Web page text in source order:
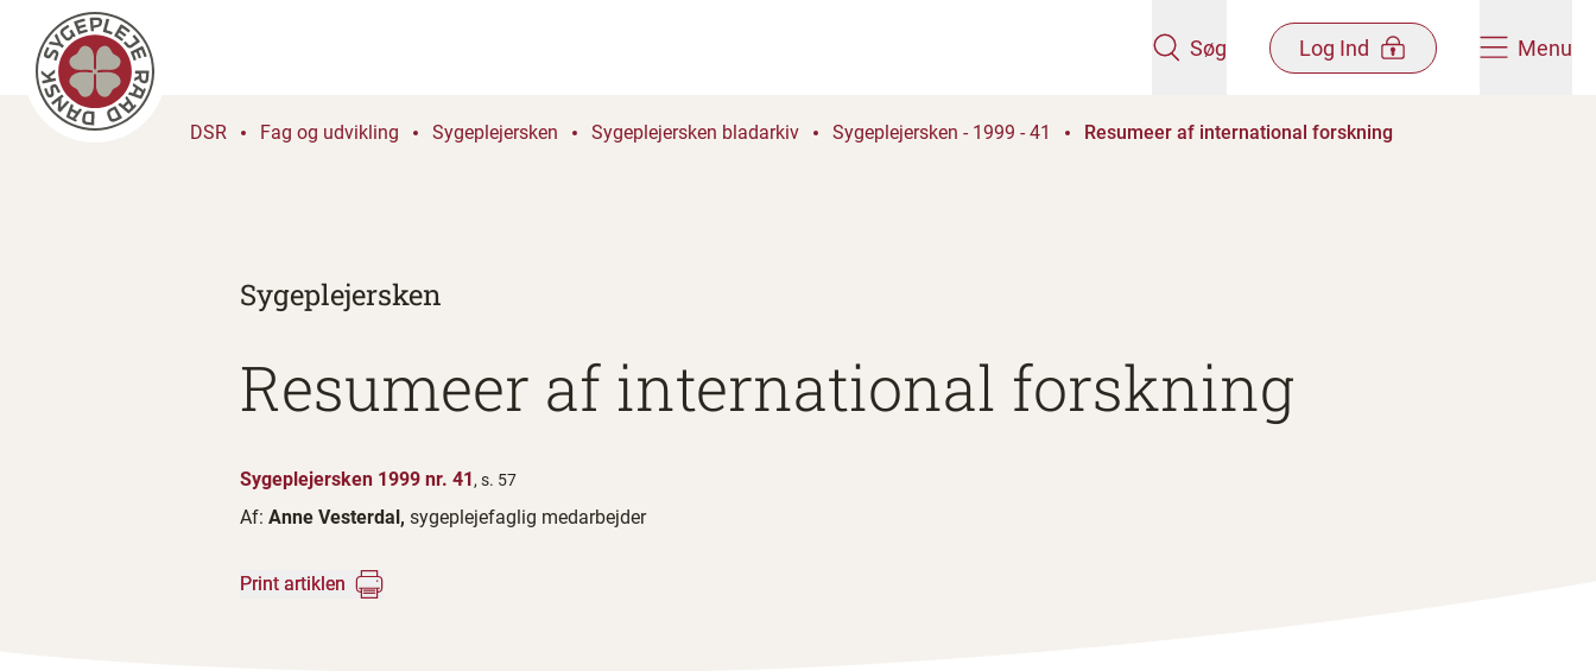
Søg Log Ind Menu
DSR Fag og udvikling Sygeplejersken Sygeplejersken bladarkiv Sygeplejersken - 1999 - 41 Resumeer af international forskning
Sygeplejersken
Resumeer af international forskning
Sygeplejersken 1999 nr. 41, s. 57
Af: Anne Vesterdal, sygeplejefaglig medarbejder
Print artiklen